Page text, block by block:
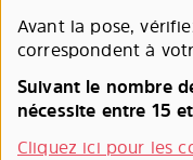
Avant la pose,
correspondent à
Suivant le nombre
nécessite entre 15
Cliquez ici pour les